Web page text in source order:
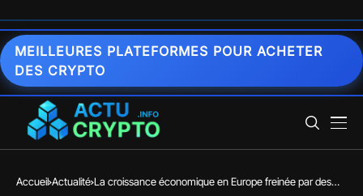
MEILLEURES PLATEFORMES POUR ACHETER
DES CRYPTO
Accueil Actualité La croissance économique en Europe freinée par des